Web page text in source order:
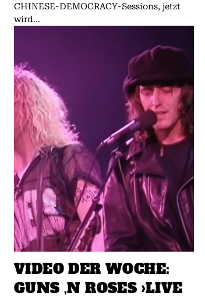
CHINESE-DEMOCRACY-Sessions, jetzt
wird...
VIDEO DER WOCHE:
GUNS ‚N ROSES ›LIVE